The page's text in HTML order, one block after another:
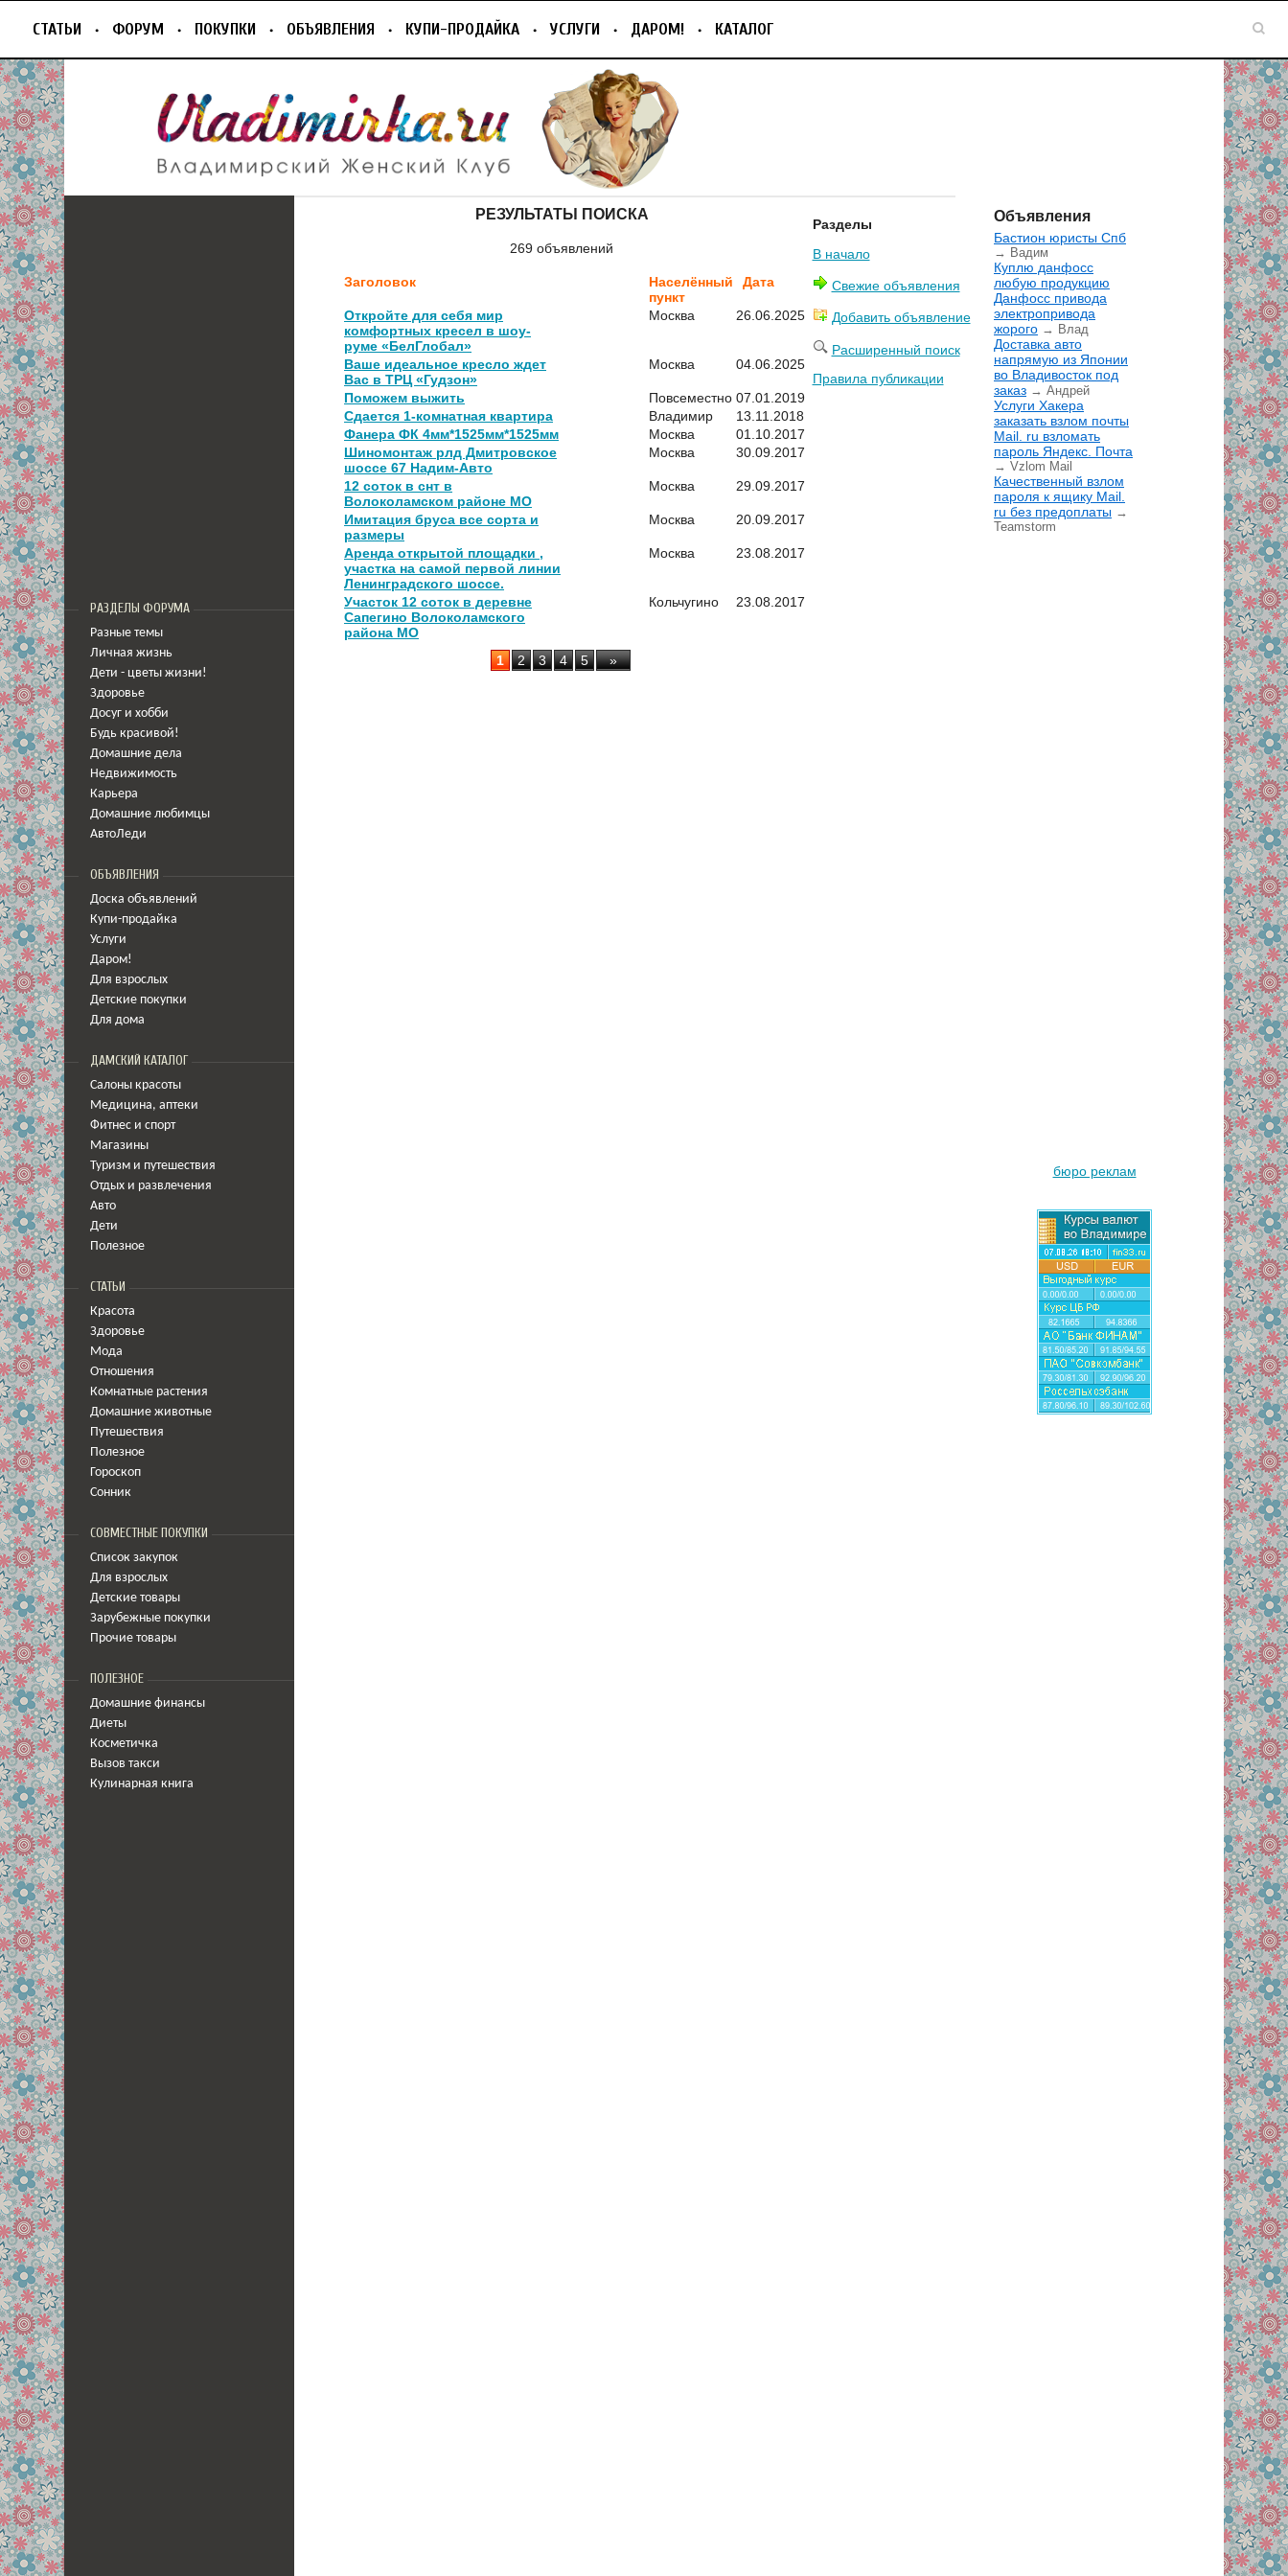
СТАТЬИ ФОРУМ ПОКУПКИ ОБЪЯВЛЕНИЯ КУПИ-ПРОДАЙКА УСЛУГИ ДАРОМ! КАТАЛОГ
РАЗДЕЛЫ ФОРУМА
Разные темы
Личная жизнь
Дети - цветы жизни!
Здоровье
Досуг и хобби
Будь красивой!
Домашние дела
Недвижимость
Карьера
Домашние любимцы
АвтоЛеди
ОБЪЯВЛЕНИЯ
Доска объявлений
Купи-продайка
Услуги
Даром!
Для взрослых
Детские покупки
Для дома
ДАМСКИЙ КАТАЛОГ
Салоны красоты
Медицина, аптеки
Фитнес и спорт
Магазины
Туризм и путешествия
Отдых и развлечения
Авто
Дети
Полезное
СТАТЬИ
Красота
Здоровье
Мода
Отношения
Комнатные растения
Домашние животные
Путешествия
Полезное
Гороскоп
Сонник
СОВМЕСТНЫЕ ПОКУПКИ
Список закупок
Для взрослых
Детские товары
Зарубежные покупки
Прочие товары
ПОЛЕЗНОЕ
Домашние финансы
Диеты
Косметичка
Вызов такси
Кулинарная книга
РЕЗУЛЬТАТЫ ПОИСКА
269 объявлений
Заголовок Дата
Населённый
пункт
Откройте для себя мир
комфортных кресел в шоу-
руме «БелГлобал»
26.06.2025
Москва
Ваше идеальное кресло ждет
Вас в ТРЦ «Гудзон»
04.06.2025
Москва
Поможем выжить 07.01.2019
Повсеместно
Сдается 1-комнатная квартира
13.11.2018
Владимир
Фанера ФК 4мм*1525мм*1525мм
01.10.2017
Москва
Шиномонтаж рлд Дмитровское
шоссе 67 Надим-Авто
30.09.2017
Москва
12 соток в снт в
Волоколамском районе МО
29.09.2017
Москва
Имитация бруса все сорта и
размеры
20.09.2017
Москва
Аренда открытой площадки ,
участка на самой первой линии
Ленинградского шоссе.
23.08.2017
Москва
Участок 12 соток в деревне
Сапегино Волоколамского
района МО
23.08.2017
Кольчугино
1 2 3 4 5 »
Разделы
В начало
Свежие объявления
Добавить объявление
Расширенный поиск
Правила публикации
Объявления
Бастион юристы Спб
→ Вадим
Куплю данфосс
любую продукцию
Данфосс привода
электропривода
жорого → Влад
Доставка авто
напрямую из Японии
во Владивосток под
заказ → Андрей
Услуги Хакера
заказать взлом почты
Mail. ru взломать
пароль Яндекс. Почта
→ Vzlom Mail
Качественный взлом
пароля к ящику Mail.
ru без предоплаты →
Teamstorm
бюро реклам